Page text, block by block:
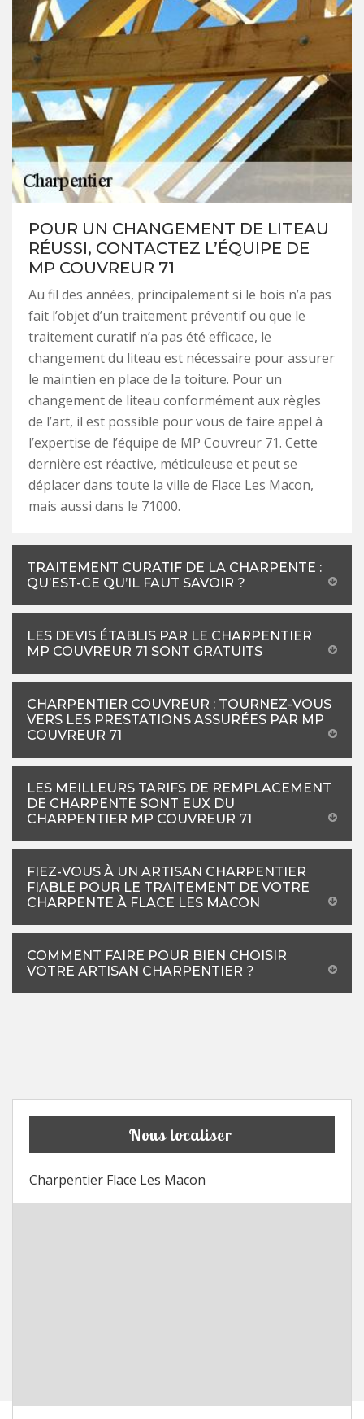
POUR UN CHANGEMENT DE LITEAU
RÉUSSI, CONTACTEZ L’ÉQUIPE DE
MP COUVREUR 71
Au fil des années, principalement si le bois n’a pas
fait l’objet d’un traitement préventif ou que le
traitement curatif n’a pas été efficace, le
changement du liteau est nécessaire pour assurer
le maintien en place de la toiture. Pour un
changement de liteau conformément aux règles
de l’art, il est possible pour vous de faire appel à
l’expertise de l’équipe de MP Couvreur 71. Cette
dernière est réactive, méticuleuse et peut se
déplacer dans toute la ville de Flace Les Macon,
mais aussi dans le 71000.
TRAITEMENT CURATIF DE LA CHARPENTE :
QU’EST-CE QU’IL FAUT SAVOIR ?
LES DEVIS ÉTABLIS PAR LE CHARPENTIER
MP COUVREUR 71 SONT GRATUITS
CHARPENTIER COUVREUR : TOURNEZ-VOUS
VERS LES PRESTATIONS ASSURÉES PAR MP
COUVREUR 71
LES MEILLEURS TARIFS DE REMPLACEMENT
DE CHARPENTE SONT EUX DU
CHARPENTIER MP COUVREUR 71
FIEZ-VOUS À UN ARTISAN CHARPENTIER
FIABLE POUR LE TRAITEMENT DE VOTRE
CHARPENTE À FLACE LES MACON
COMMENT FAIRE POUR BIEN CHOISIR
VOTRE ARTISAN CHARPENTIER ?
Nous localiser
Charpentier Flace Les Macon